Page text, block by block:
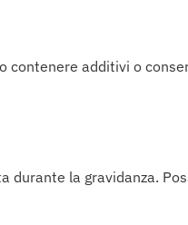
contenere additivi o
durante la gravidanza.